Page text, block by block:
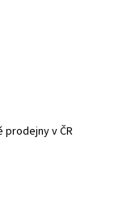
prodejny v ČR